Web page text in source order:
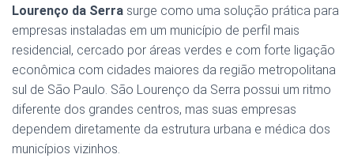
Lourenço da Serra surge como uma solução prática para
empresas instaladas em um município de perfil mais
residencial, cercado por áreas verdes e com forte ligação
econômica com cidades maiores da região metropolitana
sul de São Paulo. São Lourenço da Serra possui um ritmo
diferente dos grandes centros, mas suas empresas
dependem diretamente da estrutura urbana e médica dos
municípios vizinhos.